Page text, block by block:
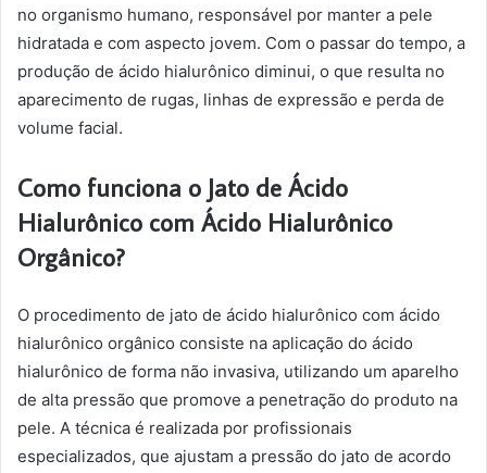
no organismo humano, responsável por manter a pele
hidratada e com aspecto jovem. Com o passar do tempo, a
produção de ácido hialurônico diminui, o que resulta no
aparecimento de rugas, linhas de expressão e perda de
volume facial.
Como funciona o Jato de Ácido
Hialurônico com Ácido Hialurônico
Orgânico?
O procedimento de jato de ácido hialurônico com ácido
hialurônico orgânico consiste na aplicação do ácido
hialurônico de forma não invasiva, utilizando um aparelho
de alta pressão que promove a penetração do produto na
pele. A técnica é realizada por profissionais
especializados, que ajustam a pressão do jato de acordo